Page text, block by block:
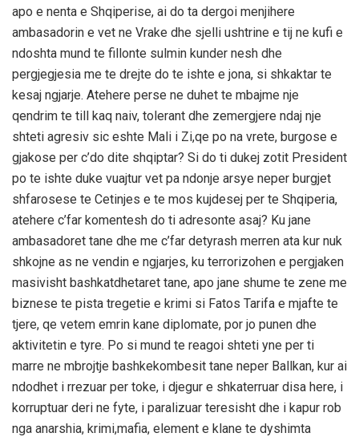
apo e nenta e Shqiperise, ai do ta dergoi menjihere
ambasadorin e vet ne Vrake dhe sjelli ushtrine e tij ne kufi e
ndoshta mund te fillonte sulmin kunder nesh dhe
pergjegjesia me te drejte do te ishte e jona, si shkaktar te
kesaj ngjarje. Atehere perse ne duhet te mbajme nje
qendrim te till kaq naiv, tolerant dhe zemergjere ndaj nje
shteti agresiv sic eshte Mali i Zi,qe po na vrete, burgose e
gjakose per c’do dite shqiptar? Si do ti dukej zotit President
po te ishte duke vuajtur vet pa ndonje arsye neper burgjet
shfarosese te Cetinjes e te mos kujdesej per te Shqiperia,
atehere c’far komentesh do ti adresonte asaj? Ku jane
ambasadoret tane dhe me c’far detyrash merren ata kur nuk
shkojne as ne vendin e ngjarjes, ku terrorizohen e pergjaken
masivisht bashkatdhetaret tane, apo jane shume te zene me
biznese te pista tregetie e krimi si Fatos Tarifa e mjafte te
tjere, qe vetem emrin kane diplomate, por jo punen dhe
aktivitetin e tyre. Po si mund te reagoi shteti yne per ti
marre ne mbrojtje bashkekombesit tane neper Ballkan, kur ai
ndodhet i rrezuar per toke, i djegur e shkaterruar disa here, i
korruptuar deri ne fyte, i paralizuar teresisht dhe i kapur rob
nga anarshia, krimi,mafia, element e klane te dyshimta